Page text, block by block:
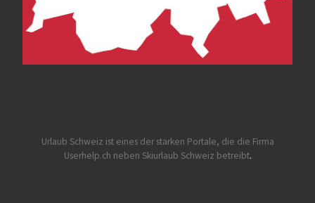
Urlaub Schweiz ist eines der starken Portale, die die Firma
Userhelp.ch neben Skiurlaub Schweiz betreibt.